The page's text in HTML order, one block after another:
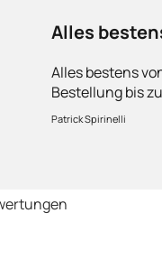
Alles
Alles bestens
Bestellung bis
Ware sorgfältig
schnelle
Patrick Spirinelli